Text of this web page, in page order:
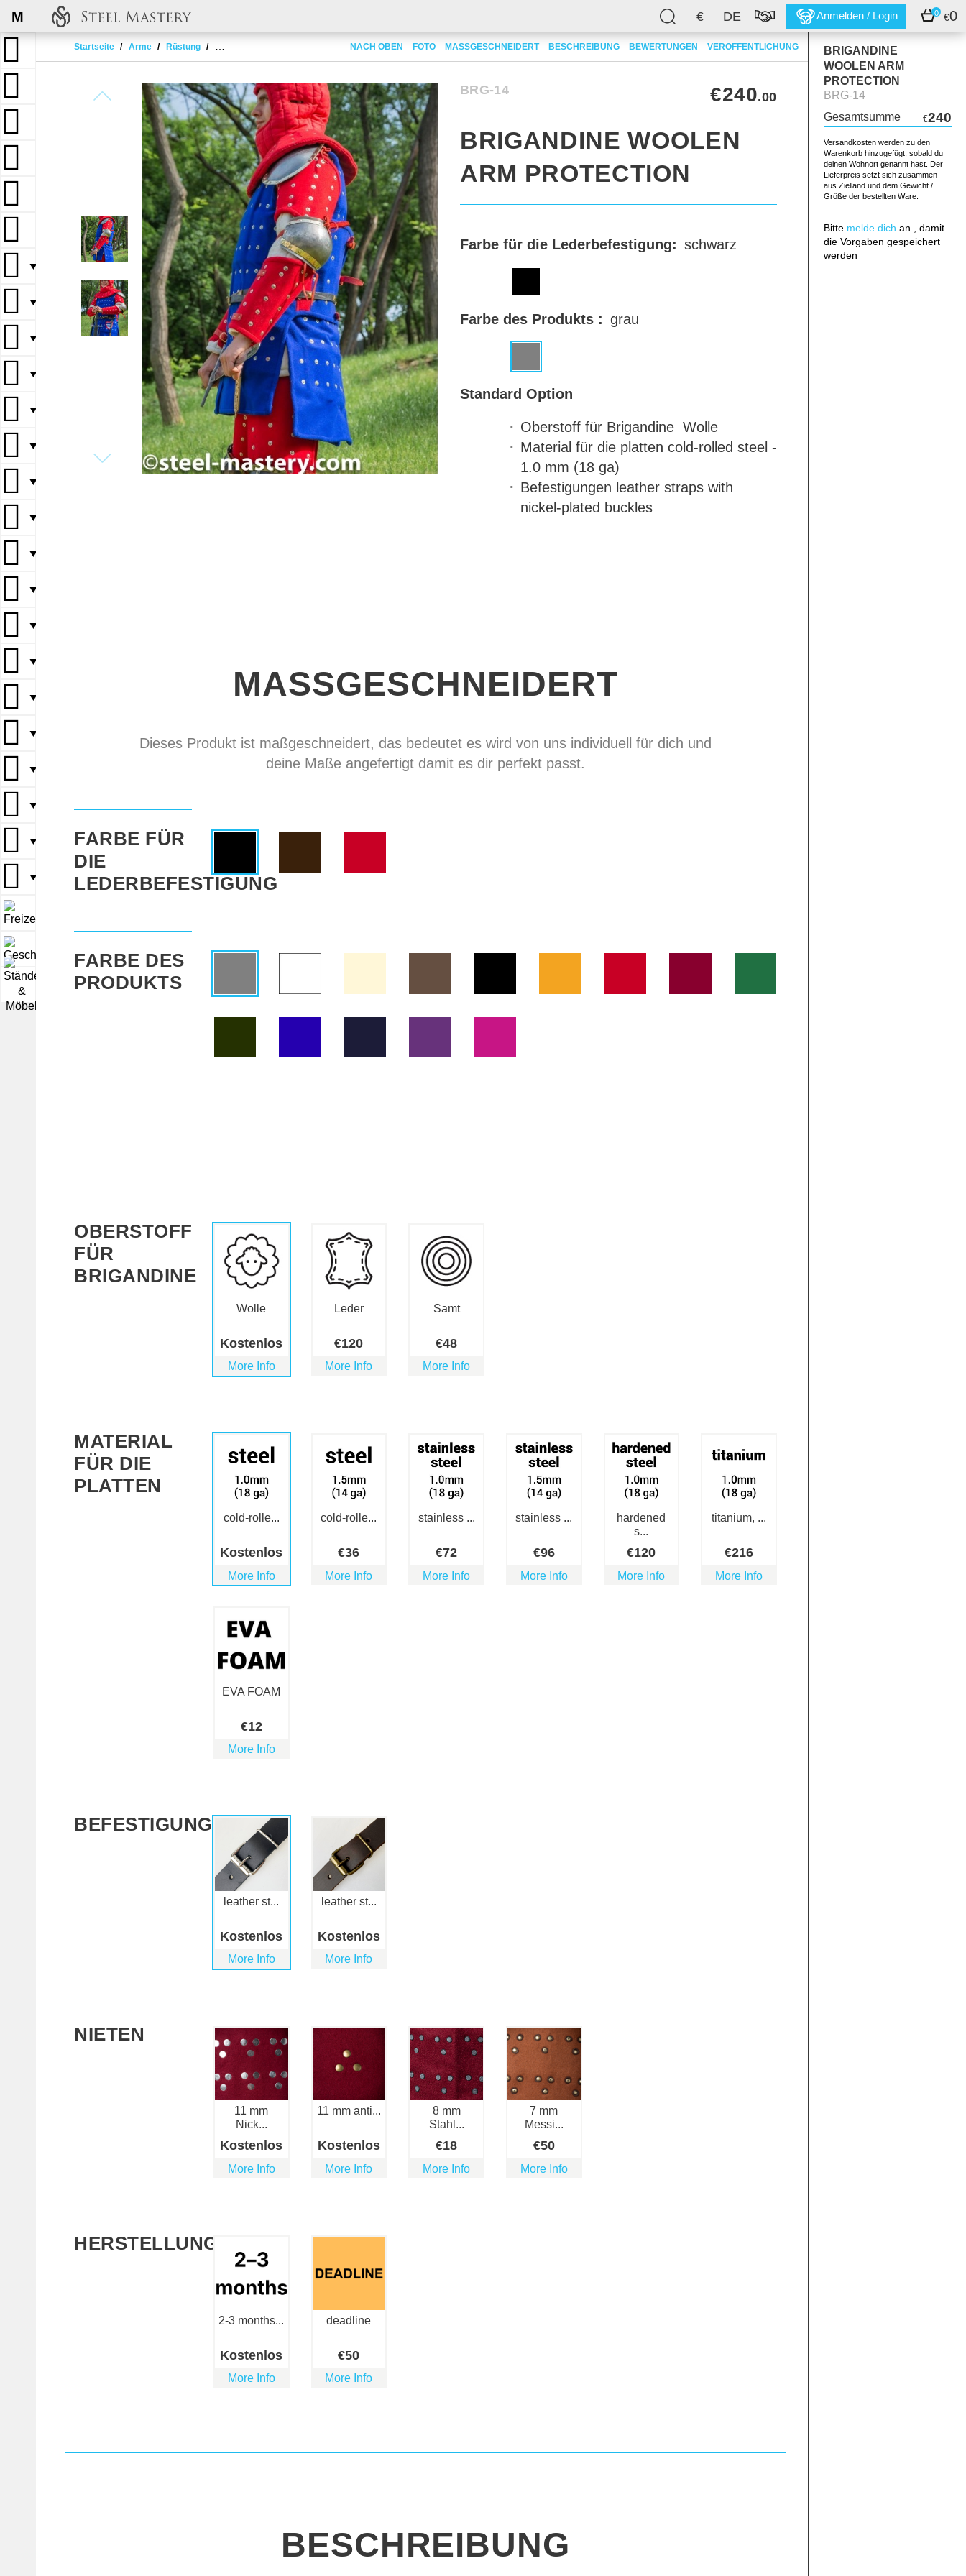
€ DE Anmelden / Login 0 €0
M
Startseite Arme Rüstung Brigantinenarmschutz Brigandine woolen arm protection
NACH OBEN FOTO MASSGESCHNEIDERT BESCHREIBUNG BEWERTUNGEN VERÖFFENTLICHUNG
▼
▼
▼
▼
▼
▼
▼
▼
▼
▼
▼
▼
▼
▼
▼
▼
▼
▼
BRIGANDINE
WOOLEN ARM
PROTECTION
BRG-14
Gesamtsumme
€240
Versandkosten werden zu den
Warenkorb hinzugefügt, sobald du
deinen Wohnort genannt hast. Der
Lieferpreis setzt sich zusammen
aus Zielland und dem Gewicht /
Größe der bestellten Ware.
Bitte melde dich an , damit
die Vorgaben gespeichert
werden
BRG-14 €240.00
BRIGANDINE WOOLEN
ARM PROTECTION
Farbe für die Lederbefestigung: schwarz
Farbe des Produkts : grau
Standard Option
Oberstoff für Brigandine Wolle
Material für die platten cold-rolled steel -
1.0 mm (18 ga)
Befestigungen leather straps with
nickel-plated buckles
MASSGESCHNEIDERT
Dieses Produkt ist maßgeschneidert, das bedeutet es wird von uns individuell für dich und
deine Maße angefertigt damit es dir perfekt passt.
FARBE FÜR
DIE
LEDERBEFESTIGUNG
FARBE DES
PRODUKTS
OBERSTOFF
FÜR
BRIGANDINE
Wolle
Kostenlos
More Info
Leder
€120
More Info
Samt
€48
More Info
MATERIAL
FÜR DIE
PLATTEN
cold-rolle...
Kostenlos
More Info
cold-rolle...
€36
More Info
stainless ...
€72
More Info
stainless ...
€96
More Info
hardened
s...
€120
More Info
titanium, ...
€216
More Info
EVA FOAM
€12
More Info
BEFESTIGUNGEN
leather st...
Kostenlos
More Info
leather st...
Kostenlos
More Info
NIETEN
11 mm
Nick...
Kostenlos
More Info
11 mm anti...
Kostenlos
More Info
8 mm
Stahl...
€18
More Info
7 mm
Messi...
€50
More Info
HERSTELLUNGSZEIT
2-3 months...
Kostenlos
More Info
deadline
€50
More Info
BESCHREIBUNG